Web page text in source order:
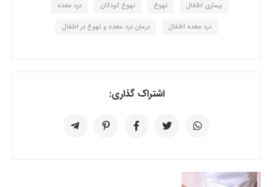
بیماری اطفال تهوع تهوع کودکان درد معده
درد معده اطفال درمان درد معده و تهوع در اطفال
اشتراک گذاری: